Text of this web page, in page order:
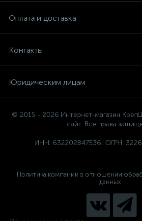
Оплата и доставка
Контакты
Юридическим лицам
© 2015 - 2026 Интернет-магазин
сайт. Все права
ИНН: 632202847536, ОГРН:
Политика компании в отношении
данных